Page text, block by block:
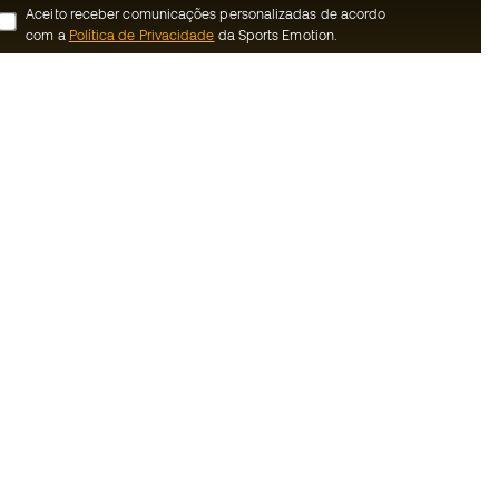
Aceito receber comunicações personalizadas de acordo
com a Política de Privacidade da Sports Emotion.